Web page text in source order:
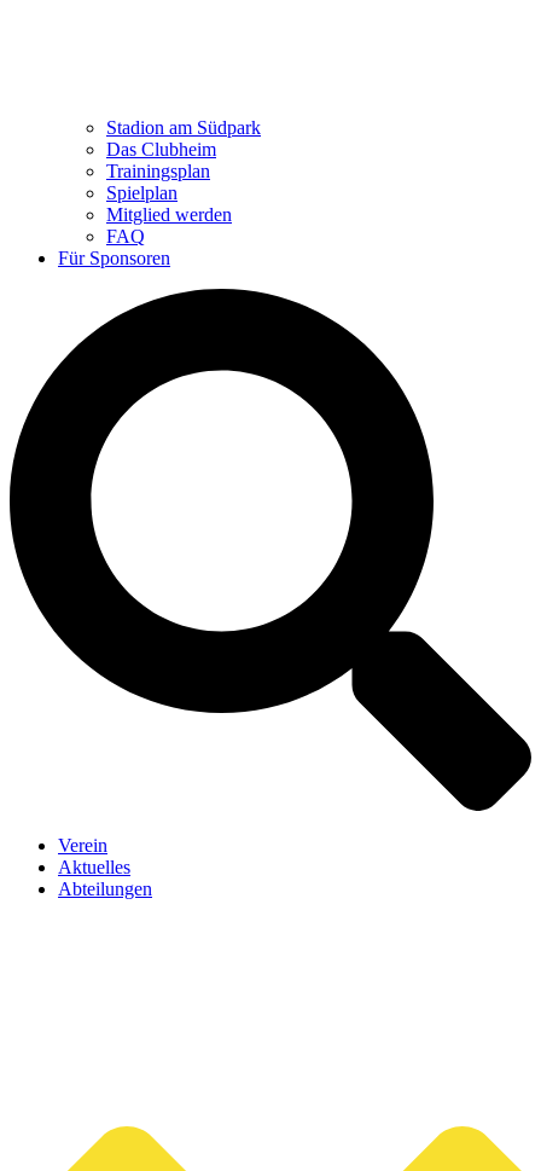
Stadion am Südpark
Das Clubheim
Trainingsplan
Spielplan
Mitglied werden
FAQ
Für Sponsoren
Verein
Aktuelles
Abteilungen